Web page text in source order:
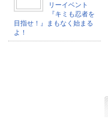
リーイベント
『キミも忍者を
目指せ！』まもなく始まる
よ！